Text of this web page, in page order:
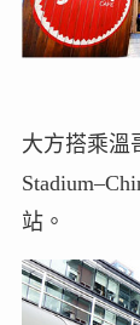
大方搭乘溫
站。